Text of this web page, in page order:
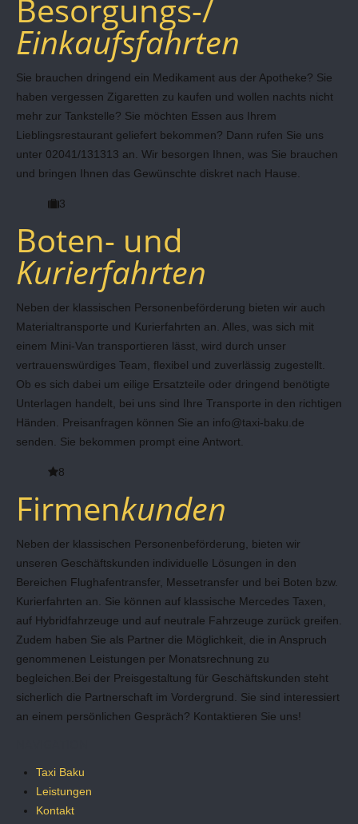
Besorgungs-/
Einkaufsfahrten
Sie brauchen dringend ein Medikament aus der Apotheke? Sie
haben vergessen Zigaretten zu kaufen und wollen nachts nicht
mehr zur Tankstelle? Sie möchten Essen aus Ihrem
Lieblingsrestaurant geliefert bekommen? Dann rufen Sie uns
unter 02041/131313 an. Wir besorgen Ihnen, was Sie brauchen
und bringen Ihnen das Gewünschte diskret nach Hause.
3
Boten- und
Kurierfahrten
Neben der klassischen Personenbeförderung bieten wir auch
Materialtransporte und Kurierfahrten an. Alles, was sich mit
einem Mini-Van transportieren lässt, wird durch unser
vertrauenswürdiges Team, flexibel und zuverlässig zugestellt.
Ob es sich dabei um eilige Ersatzteile oder dringend benötigte
Unterlagen handelt, bei uns sind Ihre Transporte in den richtigen
Händen. Preisanfragen können Sie an info@taxi-baku.de
senden. Sie bekommen prompt eine Antwort.
8
Firmenkunden
Neben der klassischen Personenbeförderung, bieten wir
unseren Geschäftskunden individuelle Lösungen in den
Bereichen Flughafentransfer, Messetransfer und bei Boten bzw.
Kurierfahrten an. Sie können auf klassische Mercedes Taxen,
auf Hybridfahrzeuge und auf neutrale Fahrzeuge zurück greifen.
Zudem haben Sie als Partner die Möglichkeit, die in Anspruch
genommenen Leistungen per Monatsrechnung zu
begleichen.Bei der Preisgestaltung für Geschäftskunden steht
sicherlich die Partnerschaft im Vordergrund. Sie sind interessiert
an einem persönlichen Gespräch? Kontaktieren Sie uns!
Taxi Baku
Leistungen
Kontakt